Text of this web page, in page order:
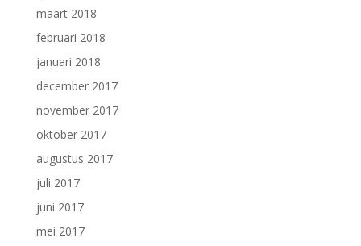
maart 2018
februari 2018
januari 2018
december 2017
november 2017
oktober 2017
augustus 2017
juli 2017
juni 2017
mei 2017